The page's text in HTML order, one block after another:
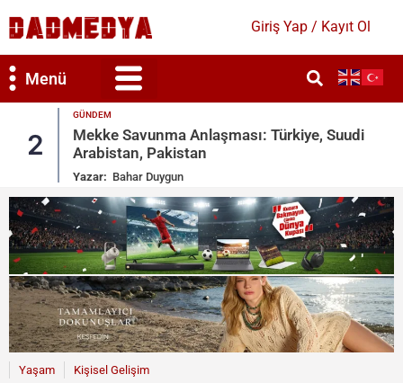
Giriş Yap / Kayıt Ol
Menü
2
GÜNDEM
Mekke Savunma Anlaşması: Türkiye, Suudi
Arabistan, Pakistan
Yazar: Bahar Duygun
Yaşam Kişisel Gelişim